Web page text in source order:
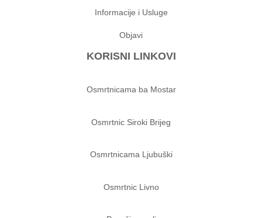
Informacije i Usluge
Objavi
KORISNI LINKOVI
Osmrtnicama ba Mostar
Osmrtnic Siroki Brijeg
Osmrtnicama Ljubuški
Osmrtnic Livno